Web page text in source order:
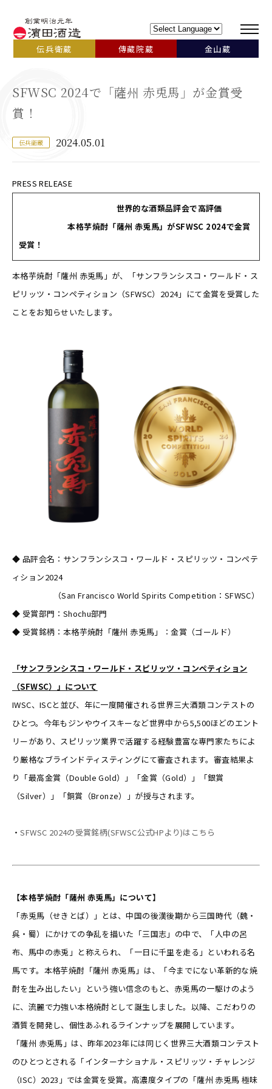
伝兵衛蔵 傳藏院蔵 金山蔵
SFWSC 2024で「薩州 赤兎馬」が金賞受
賞！
伝兵衛蔵 2024.05.01
PRESS RELEASE
世界的な酒類品評会で高評価
本格芋焼酎「薩州 赤兎馬」がSFWSC 2024で金賞
受賞！
本格芋焼酎「薩州 赤兎馬」が、「サンフランシスコ・ワールド・ス
ピリッツ・コンペティション（SFWSC）2024」にて金賞を受賞した
ことをお知らせいたします。
◆ 品評会名：サンフランシスコ・ワールド・スピリッツ・コンペテ
ィション2024
（San Francisco World Spirits Competition：SFWSC）
◆ 受賞部門：Shochu部門
◆ 受賞銘柄：本格芋焼酎「薩州 赤兎馬」：金賞（ゴールド）
「サンフランシスコ・ワールド・スピリッツ・コンペティション
（SFWSC）」について
IWSC、ISCと並び、年に一度開催される世界三大酒類コンテストの
ひとつ。今年もジンやウイスキーなど世界中から5,500ほどのエント
リーがあり、スピリッツ業界で活躍する経験豊富な専門家たちによ
り厳格なブラインドティスティングにて審査されます。審査結果よ
り「最高金賞（Double Gold）」「金賞（Gold）」「銀賞
（Silver）」「銅賞（Bronze）」が授与されます。
・SFWSC 2024の受賞銘柄(SFWSC公式HPより)はこちら
【本格芋焼酎 「薩州 赤兎馬」 について】
「赤兎馬（せきとば）」とは、中国の後漢後期から三国時代（魏・
呉・蜀）にかけての争乱を描いた「三国志」の中で、「人中の呂
布、馬中の赤兎」と称えられ、「一日に千里を走る」といわれる名
馬です。本格芋焼酎「薩州 赤兎馬」は、「今までにない革新的な焼
酎を生み出したい」という強い信念のもと、赤兎馬の一駆けのよう
に、流麗で力強い本格焼酎として誕生しました。以降、こだわりの
酒質を開発し、個性あふれるラインナップを展開しています。
「薩州 赤兎馬」は、昨年2023年には同じく世界三大酒類コンテスト
のひとつとされる「インターナショナル・スピリッツ・チャレンジ
（ISC）2023」では金賞を受賞。高濃度タイプの「薩州 赤兎馬 極味